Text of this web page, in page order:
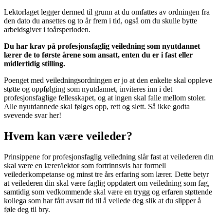
Lektorlaget legger dermed til grunn at du omfattes av ordningen fra
den dato du ansettes og to år frem i tid, også om du skulle bytte
arbeidsgiver i toårsperioden.
Du har krav på profesjonsfaglig veiledning som nyutdannet
lærer de to første årene som ansatt, enten du er i fast eller
midlertidig stilling.
Poenget med veiledningsordningen er jo at den enkelte skal oppleve
støtte og oppfølging som nyutdannet, inviteres inn i det
profesjonsfaglige fellesskapet, og at ingen skal falle mellom stoler.
Alle nyutdannede skal følges opp, rett og slett. Så ikke godta
svevende svar her!
Hvem kan være veileder?
Prinsippene for profesjonsfaglig veiledning slår fast at veilederen din
skal være en lærer/lektor som fortrinnsvis har formell
veilederkompetanse og minst tre års erfaring som lærer. Dette betyr
at veilederen din skal være faglig oppdatert om veiledning som fag,
samtidig som vedkommende skal være en trygg og erfaren støttende
kollega som har fått avsatt tid til å veilede deg slik at du slipper å
føle deg til bry.